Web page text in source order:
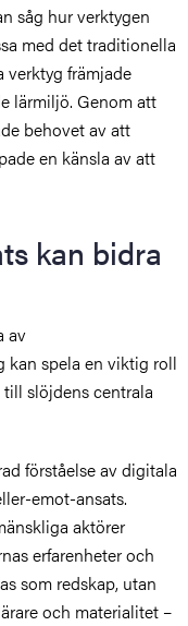
såg hur verktygen
med det traditionella
verktyg främjade
lärmiljö. Genom att
behovet av att
en känsla av att
kan bidra
av
kan spela en viktig roll
slöjdens centrala
förståelse av digitala
emot-ansats.
aktörer
erfarenheter och
som redskap, utan
och materialitet –